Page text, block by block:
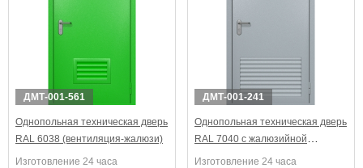
ДМТ-001-561
Однопольная техническая дверь
RAL 6038 (вентиляция-жалюзи)
Изготовление 24 часа
ДМТ-001-241
Однопольная техническая дверь
RAL 7040 с жалюзийной
решеткой
Изготовление 24 часа